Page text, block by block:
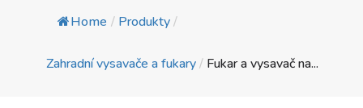
Home / Produkty/
Zahradní vysavače a fukary/ Fukar a vysavač na...